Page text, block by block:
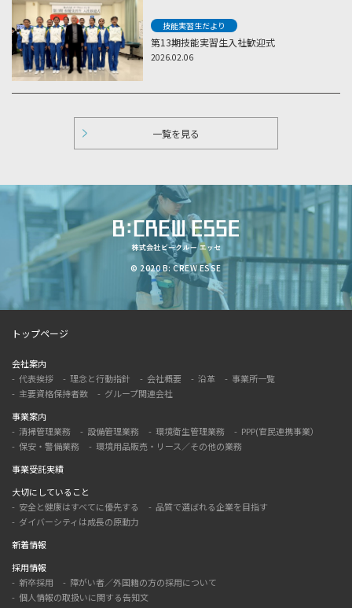
技能実習生だより
第13期技能実習生入社歓迎式
2026.02.06
一覧を見る
© 2020 B: CREW ESSE
トップページ
会社案内
代表挨拶
理念と行動指針 会社概要 沿革
事業所一覧
主要資格保持者数
グループ関連会社
事業案内
清掃管理業務
設備管理業務 環境衛生管理業務
PPP(官民連携事業）
保安・警備業務
環境用品販売・リース／その他の業務
事業受託実績
大切にしていること
安全と健康はすべてに優先する
品質で選ばれる企業を目指す
ダイバーシティは成長の原動力
新着情報
採用情報
新卒採用
障がい者／外国籍の方の採用について
個人情報の取扱いに関する告知文